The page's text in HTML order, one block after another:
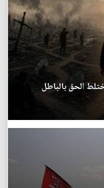
الحق بالباطل